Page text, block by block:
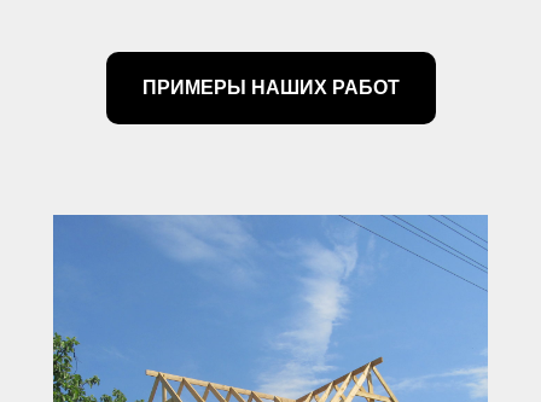
ПРИМЕРЫ НАШИХ РАБОТ